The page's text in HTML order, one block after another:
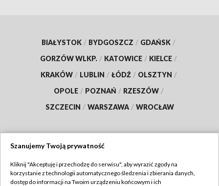
BIAŁYSTOK / BYDGOSZCZ / GDAŃSK /
GORZÓW WLKP. / KATOWICE / KIELCE /
KRAKÓW / LUBLIN / ŁÓDŹ / OLSZTYN /
OPOLE / POZNAŃ / RZESZÓW /
SZCZECIN / WARSZAWA / WROCŁAW
TVP
Szanujemy Twoją prywatność
Kliknij "Akceptuję i przechodzę do serwisu", aby wyrazić zgody na
korzystanie z technologii automatycznego śledzenia i zbierania danych,
dostęp do informacji na Twoim urządzeniu końcowym i ich